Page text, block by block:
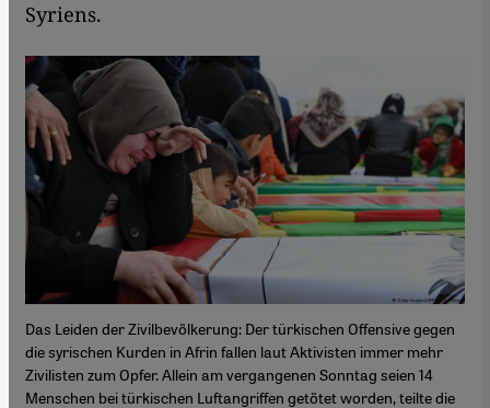
Syriens.
Das Leiden der Zivilbevölkerung: Der türkischen Offensive gegen
die syrischen Kurden in Afrin fallen laut Aktivisten immer mehr
Zivilisten zum Opfer. Allein am vergangenen Sonntag seien 14
Menschen bei türkischen Luftangriffen getötet worden, teilte die